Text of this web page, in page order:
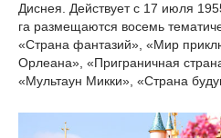
Диснея. Действует с 17 июля
га размещаются восемь
«Страна фантазий», «Мир
Орлеана», «Приграничная
«Мультаун Микки», «Страна